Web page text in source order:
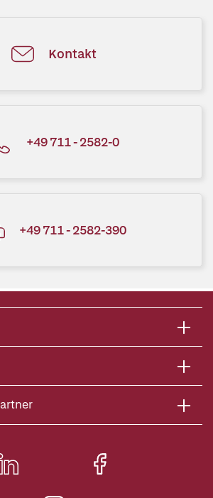
Kontakt
+49 711 - 2582-0
+49 711 - 2582-390